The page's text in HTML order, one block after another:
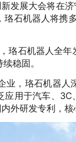
发展大会将在
石机器人将携
珞石机器人全
稳固。
，珞石机器人
用于汽车、
外研发专利，核